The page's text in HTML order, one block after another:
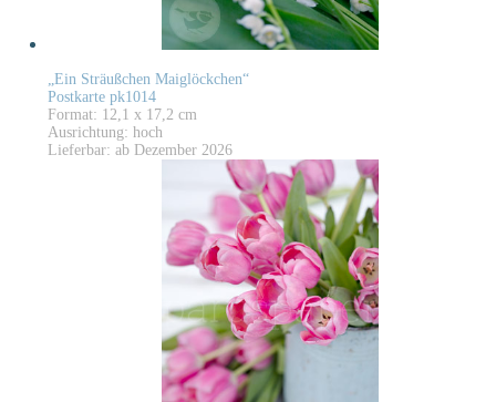
„Ein Sträußchen Maiglöckchen“
Postkarte pk1014
Format: 12,1 x 17,2 cm
Ausrichtung: hoch
Lieferbar: ab Dezember 2026